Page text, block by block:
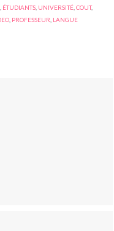
ÉTUDIANTS UNIVERSITÉ ,COUT,
PROFESSEUR LANGUE